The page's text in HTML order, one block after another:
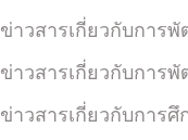
ข่าวสารเกี่ยวกับการ
ข่าวสารเกี่ยวกับการ
ข่าวสารเกี่ยวกับการศึ